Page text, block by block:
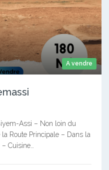
A vendre
Assi – Non loin du
Route Principale – Dans la
Cuisine…